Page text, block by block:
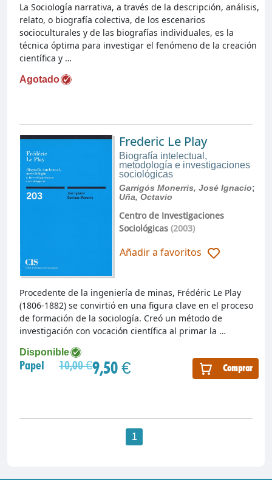
Agotado
La Sociología narrativa, a través de la descripción, análisis,
relato, o biografía colectiva, de los escenarios
socioculturales y de las biografías individuales, es la
técnica óptima para investigar el fenómeno de la creación
científica y …
Frederic Le Play
Biografía intelectual,
metodología e investigaciones
sociológicas
Garrigós Monerris, José Ignacio;
Uña, Octavio
Centro de Investigaciones
Sociológicas(2003)
Añadir a favoritos
Disponible
Papel 10,00 €9,50 € Comprar
Procedente de la ingeniería de minas, Frédéric Le Play
(1806-1882) se convirtió en una figura clave en el proceso
de formación de la sociología. Creó un método de
investigación con vocación científica al primar la …
1